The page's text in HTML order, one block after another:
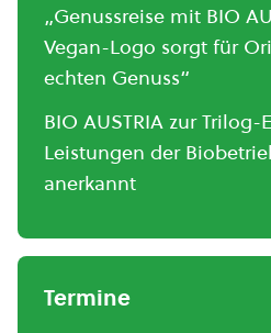
„Genussreise mit BIO
Vegan-Logo sorgt für
echten Genuss“
BIO AUSTRIA zur
Leistungen der
anerkannt
Termine